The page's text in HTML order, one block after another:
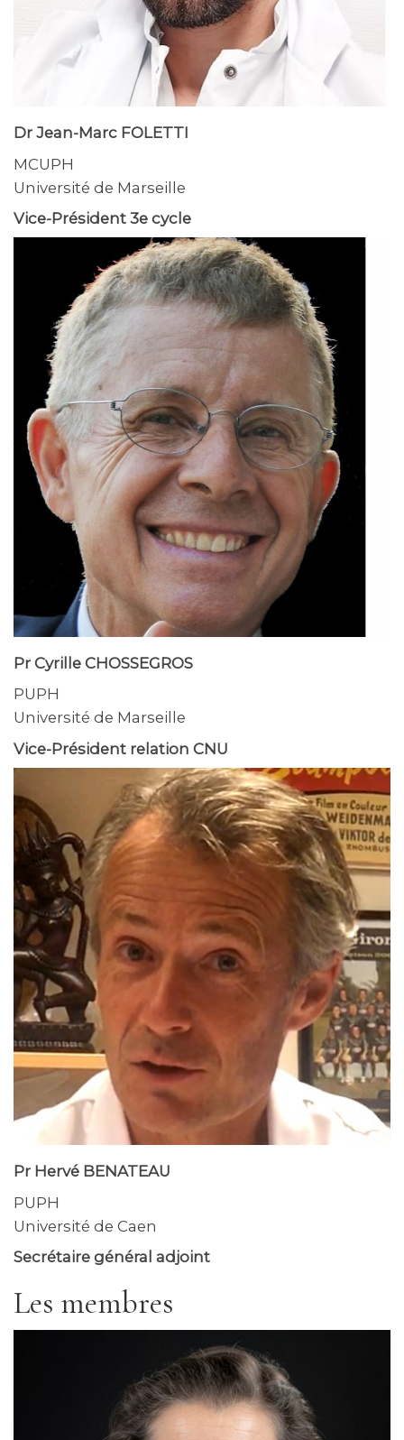
Dr Jean-Marc FOLETTI
MCUPH
Université de Marseille
Vice-Président 3e cycle
Pr Cyrille CHOSSEGROS
PUPH
Université de Marseille
Vice-Président relation CNU
Pr Hervé BENATEAU
PUPH
Université de Caen
Secrétaire général adjoint
Les membres